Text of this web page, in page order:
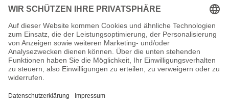
Die 13- 18- Jährigen: Einführung in die Probleme des
Jugendalters
"So erzieht man keinen Menschen!"
Lebens- und Berufserinnerungen aus der Heimerziehung der
50er und 60er Jahre
Haben sich die Bildungschancen für Kinder von Arbeitern
gebessert
aus den unteren Schichten durch die Bildungsexpansion der
Medienkultur der 60er Jahre. Diskursgeschichte der Medien